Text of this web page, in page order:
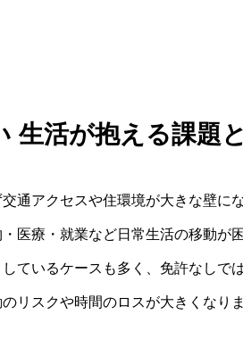
生活が抱える課題
通アクセスや住環境が大きな壁に
医療・就業など日常生活の移動が
ているケースも多く、免許なしで
リスクや時間のロスが大きくなりま